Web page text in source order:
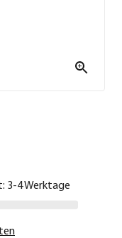
3-4 Werktage